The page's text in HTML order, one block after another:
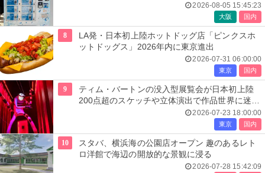
2026-08-05 15:45:23
大阪 国内
8
LA発・日本初上陸ホットドッグ店「ピンクスホ
ットドッグス」2026年内に東京進出
2026-07-31 06:00:00
東京 国内
9
ティム・バートンの没入型展覧会が日本初上陸
200点超のスケッチや立体演出で作品世界に迷い
2026-07-23 18:00:00
東京 国内
10
スタバ、横浜海の公園店オープン 趣のあるレト
ロ洋館で海辺の開放的な景観に浸る
2026-07-28 15:42:09